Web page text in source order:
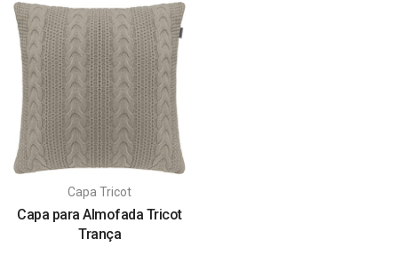
Capa Tricot
Capa para Almofada Tricot
Trança